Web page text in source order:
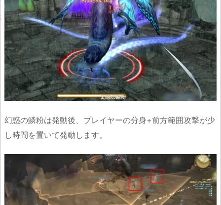
幻惑の鱗粉は発動後、プレイヤーの分身+前方範囲攻撃が少
し時間を置いて発動します。